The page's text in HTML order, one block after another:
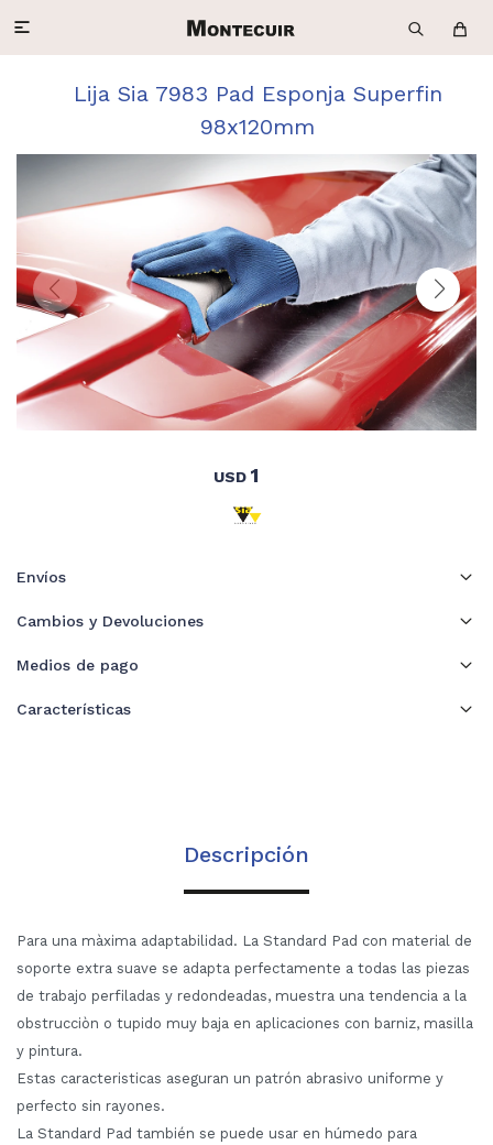

Lija Sia 7983 Pad Esponja Superfin
98x120mm
USD 1
Envíos
Cambios y Devoluciones
Medios de pago
Características
Descripción
Para una màxima adaptabilidad. La Standard Pad con material de
soporte extra suave se adapta perfectamente a todas las piezas
de trabajo perfiladas y redondeadas, muestra una tendencia a la
obstrucciòn o tupido muy baja en aplicaciones con barniz, masilla
y pintura.
Estas caracteristicas aseguran un patrón abrasivo uniforme y
perfecto sin rayones.
La Standard Pad también se puede usar en húmedo para